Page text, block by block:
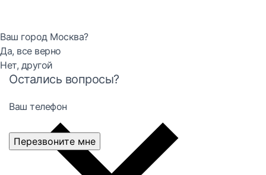
Ваш город Москва?
Да, все верно
Нет, другой
Остались вопросы?
Ваш телефон
Перезвоните мне